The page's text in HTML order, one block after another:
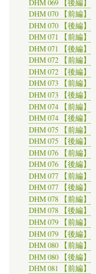
DHM 069 【後編】
DHM 070 【前編】
DHM 070 【後編】
DHM 071 【前編】
DHM 071 【後編】
DHM 072 【前編】
DHM 072 【後編】
DHM 073 【前編】
DHM 073 【後編】
DHM 074 【前編】
DHM 074 【後編】
DHM 075 【前編】
DHM 075 【後編】
DHM 076 【前編】
DHM 076 【後編】
DHM 077 【前編】
DHM 077 【後編】
DHM 078 【前編】
DHM 078 【後編】
DHM 079 【前編】
DHM 079 【後編】
DHM 080 【前編】
DHM 080 【後編】
DHM 081 【前編】